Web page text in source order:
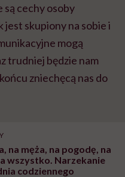
są cechy osoby
jest skupiony na sobie i
mogą
trudniej będzie nam
zniechęcą nas do
na męża, na pogodę, na
wszystko. Narzekanie
codziennego